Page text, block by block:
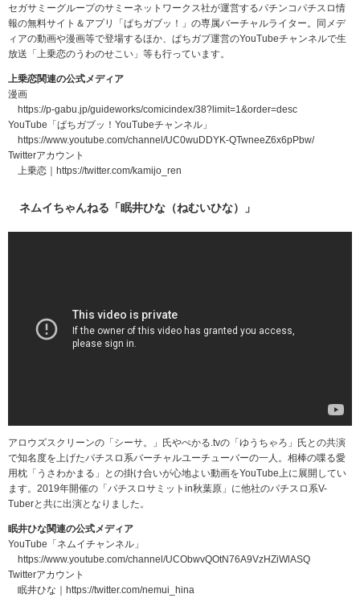
セガサミーグループのサミーネットワークス社が運営するパチンコパチスロ情
報の無料サイト＆アプリ「ぱちガブッ！」の専属バーチャルライター。同メデ
ィアの動画や漫画等で登場するほか、ぱちガブ運営のYouTubeチャンネルで生
放送「上乗恋のうわのせこい」等も行っています。
上乗恋関連の公式メディア
漫画
https://p-gabu.jp/guideworks/comicindex/38?limit=1&order=desc
YouTube「ぱちガブッ！YouTubeチャンネル」
https://www.youtube.com/channel/UC0wuDDYK-QTwneeZ6x6pPbw/
Twitterアカウント
上乗恋｜https://twitter.com/kamijo_ren
ネムイちゃんねる「眠井ひな（ねむいひな）」
アロウズスクリーンの「シーサ。」氏やぺかる.tvの「ゆうちゃろ」氏との共演
で知名度を上げたパチスロ系バーチャルユーチューバーの一人。相棒の喋る愛
用枕「うさわかまる」との掛け合いが心地よい動画をYouTube上に展開してい
ます。2019年開催の「パチスロサミットin秋葉原」に他社のパチスロ系V-
Tuberと共に出演となりました。
眠井ひな関連の公式メディア
YouTube「ネムイチャンネル」
https://www.youtube.com/channel/UCObwvQOtN76A9VzHZiWlASQ
Twitterアカウント
眠井ひな｜https://twitter.com/nemui_hina